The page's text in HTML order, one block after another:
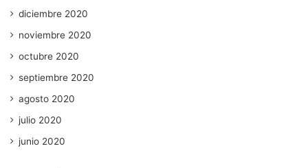
diciembre 2020
noviembre 2020
octubre 2020
septiembre 2020
agosto 2020
julio 2020
junio 2020